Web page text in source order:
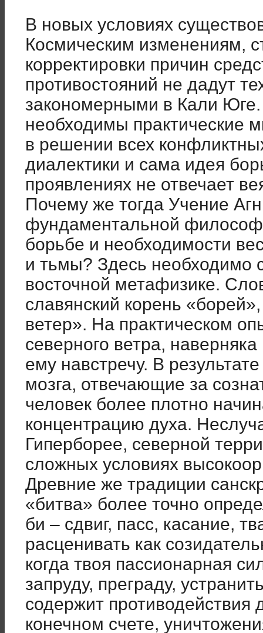
В новых условиях
Космическим изменениям,
корректировки причин
противостояний не дадут
закономерными в Кали
необходимы практические
в решении всех
диалектики и сама идея
проявлениях не отвечает
Почему же тогда Учение
фундаментальной
борьбе и необходимости
и тьмы? Здесь необходимо
восточной метафизике.
славянский корень
ветер». На практическом
северного ветра,
ему навстречу. В
мозга, отвечающие за
человек более плотно
концентрацию духа.
Гиперборее, северной
сложных условиях
Древние же традиции
«битва» более точно
би – сдвиг, пасс, касание,
расценивать как
когда твоя пассионарная
запруду, преграду,
содержит противодействия
конечном счете,